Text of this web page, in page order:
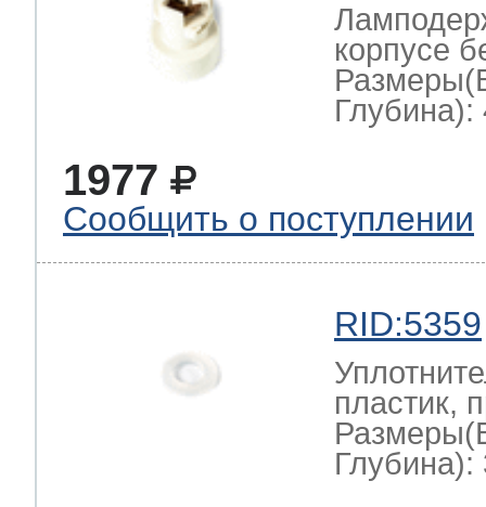
корпусе
Глубина):
1977
Сообщить о поступлении
RID:5359
пластик,
Глубина):